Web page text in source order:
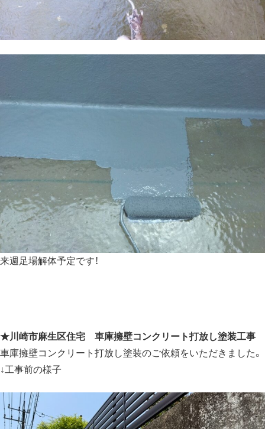
来週足場解体予定です！
★川崎市麻生区住宅 車庫擁壁コンクリート打放し塗装工事
車庫擁壁コンクリート打放し塗装のご依頼をいただきました。
↓工事前の様子